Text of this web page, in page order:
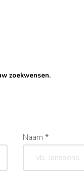
zoekwensen.
Naam *